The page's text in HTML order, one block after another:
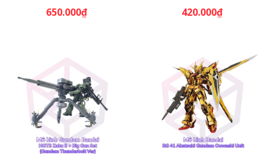
650.000₫ 420.000₫